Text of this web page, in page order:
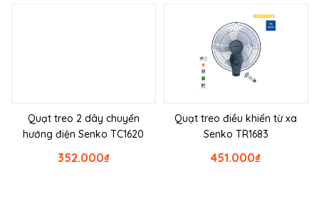
Quạt treo 2 dây chuyển
hướng điện Senko TC1620
₫
352.000
Quạt treo điều khiển từ xa
Senko TR1683
₫
451.000